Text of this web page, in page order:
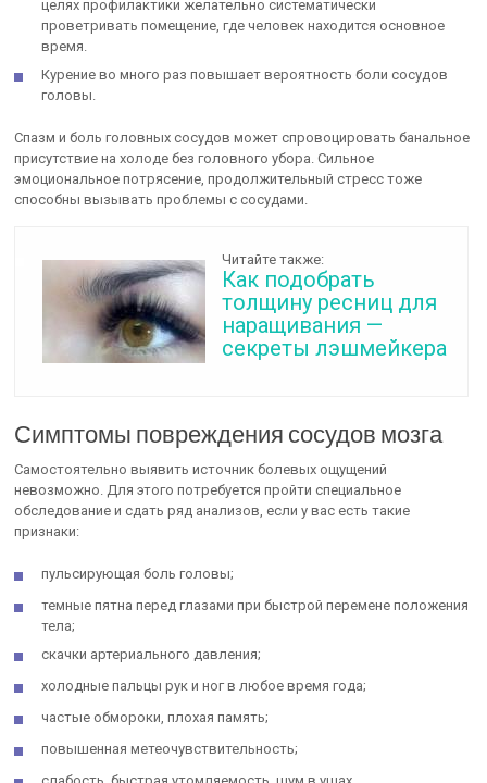
целях профилактики желательно систематически
проветривать помещение, где человек находится основное
время.
Курение во много раз повышает вероятность боли сосудов
головы.
Спазм и боль головных сосудов может спровоцировать банальное
присутствие на холоде без головного убора. Сильное
эмоциональное потрясение, продолжительный стресс тоже
способны вызывать проблемы с сосудами.
Читайте также:
Как подобрать
толщину ресниц для
наращивания —
секреты лэшмейкера
Симптомы повреждения сосудов мозга
Самостоятельно выявить источник болевых ощущений
невозможно. Для этого потребуется пройти специальное
обследование и сдать ряд анализов, если у вас есть такие
признаки:
пульсирующая боль головы;
темные пятна перед глазами при быстрой перемене положения
тела;
скачки артериального давления;
холодные пальцы рук и ног в любое время года;
частые обмороки, плохая память;
повышенная метеочувствительность;